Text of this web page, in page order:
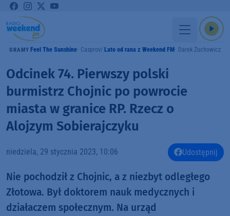
GRAMY Feel The Sunshine Casprov Lato od rana z Weekend FM Darek Żuchowicz
Odcinek 74. Pierwszy polski
burmistrz Chojnic po powrocie
miasta w granice RP. Rzecz o
Alojzym Sobierajczyku
niedziela, 29 stycznia 2023, 10:06 Udostępnij
Nie pochodził z Chojnic, a z niezbyt odległego
Złotowa. Był doktorem nauk medycznych i
działaczem społecznym. Na urząd